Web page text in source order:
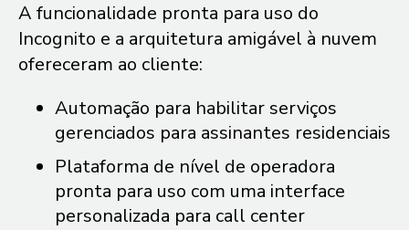
A funcionalidade pronta para uso do
Incognito e a arquitetura amigável à nuvem
ofereceram ao cliente:
Automação para habilitar serviços
gerenciados para assinantes residenciais
Plataforma de nível de operadora
pronta para uso com uma interface
personalizada para call center